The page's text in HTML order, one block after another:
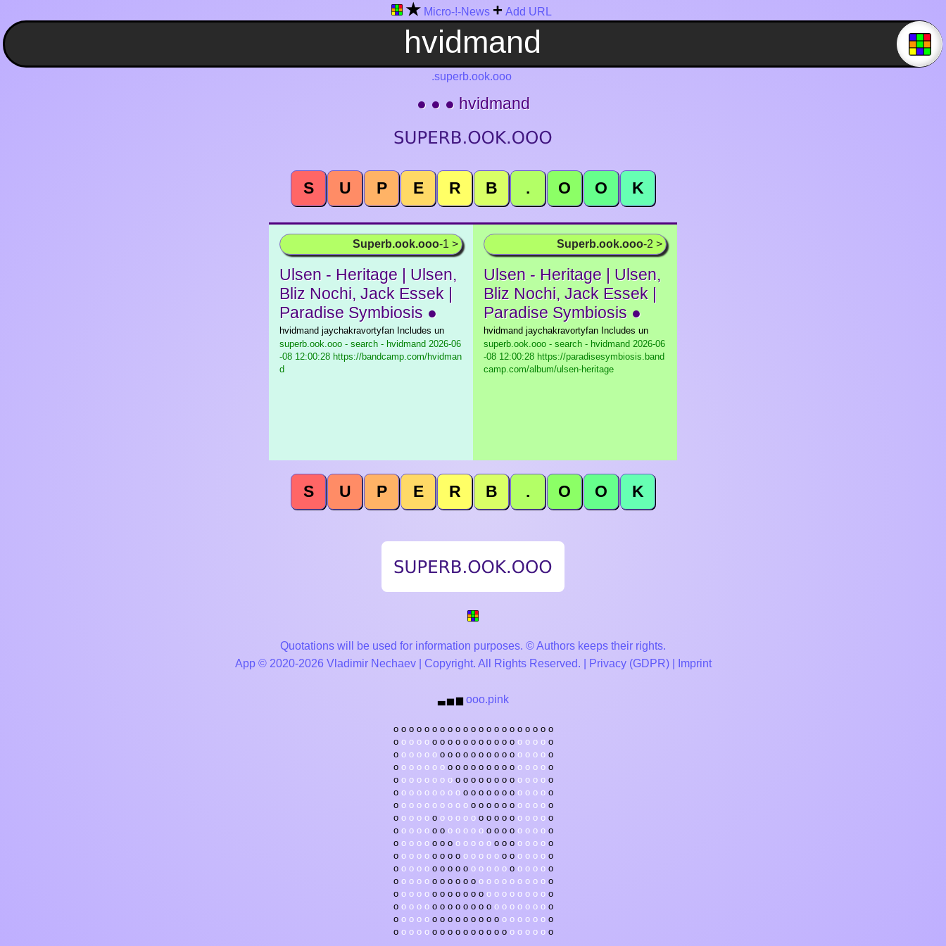
★ Micro-!-News + Add URL
.superb.ook.ooo
● ● ● hvidmand
S U P E R B . O O K
Superb.ook.ooo-1 >
Ulsen - Heritage | Ulsen,
Bliz Nochi, Jack Essek |
Paradise Symbiosis ●
hvidmand jaychakravortyfan Includes un
superb.ook.ooo - search - hvidmand 2026-06
-08 12:00:28 https://bandcamp.com/hvidman
d
Superb.ook.ooo-2 >
Ulsen - Heritage | Ulsen,
Bliz Nochi, Jack Essek |
Paradise Symbiosis ●
hvidmand jaychakravortyfan Includes un
superb.ook.ooo - search - hvidmand 2026-06
-08 12:00:28 https://paradisesymbiosis.band
camp.com/album/ulsen-heritage
S U P E R B . O O K
Quotations will be used for information purposes. © Authors keeps their rights.
App © 2020-2026 Vladimir Nechaev | Copyright. All Rights Reserved. |
Privacy (GDPR)| Imprint
▃ ▅ ▆ ooo.pink
o o o o o o o o o o o o o o o o o o o o o
o o o o o o o o o o o o o o o o o o o o o
o o o o o o o o o o o o o o o o o o o o o
o o o o o o o o o o o o o o o o o o o o o
o o o o o o o o o o o o o o o o o o o o o
o o o o o o o o o o o o o o o o o o o o o
o o o o o o o o o o o o o o o o o o o o o
o o o o o o o o o o o o o o o o o o o o o
o o o o o o o o o o o o o o o o o o o o o
o o o o o o o o o o o o o o o o o o o o o
o o o o o o o o o o o o o o o o o o o o o
o o o o o o o o o o o o o o o o o o o o o
o o o o o o o o o o o o o o o o o o o o o
o o o o o o o o o o o o o o o o o o o o o
o o o o o o o o o o o o o o o o o o o o o
o o o o o o o o o o o o o o o o o o o o o
o o o o o o o o o o o o o o o o o o o o o